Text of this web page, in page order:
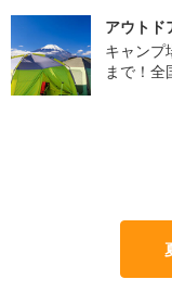
アウトド
キャンプ
まで！全